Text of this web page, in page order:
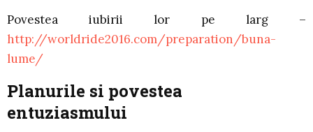
Povestea iubirii lor pe larg –
http://worldride2016.com/preparation/buna-
lume/
Planurile si povestea
entuziasmului